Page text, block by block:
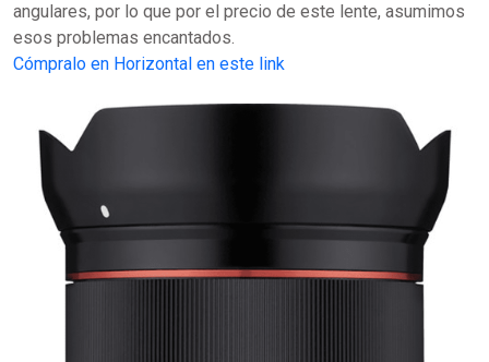
angulares, por lo que por el precio de este lente, asumimos
esos problemas encantados.
Cómpralo en Horizontal en este link